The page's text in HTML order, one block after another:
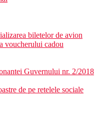
biletelor de avion
voucherului cadou
Guvernului nr. 2/2018
de pe retelele sociale